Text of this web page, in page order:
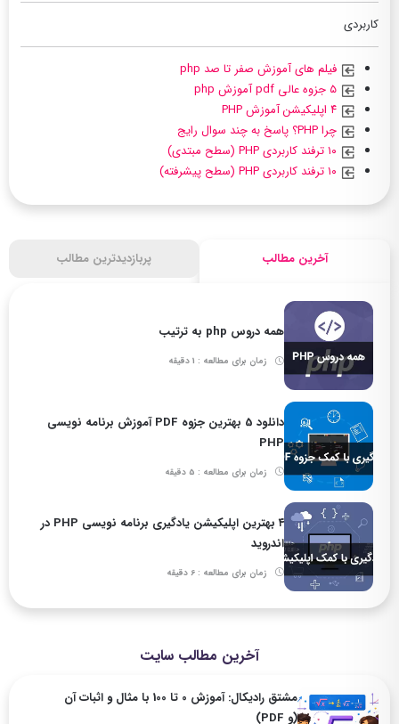
کاربردی
فیلم های آموزش صفر تا صد php
چرا PHP؟ پاسخ به چند سوال رایج
آخرین مطالب پربازدیدترین مطالب
همه دروس php به ترتیب
زمان برای مطالعه : 1 دقیقه
دانلود 5 بهترین جزوه PDF آموزش برنامه نویسی
PHP
زمان برای مطالعه : 5 دقیقه
۴ بهترین اپلیکیشن یادگیری برنامه نویسی PHP در
اندروید
زمان برای مطالعه : 6 دقیقه
آخرین مطالب سایت
مشتق رادیکال: آموزش 0 تا 100 با مثال و اثبات آن
(و PDF)